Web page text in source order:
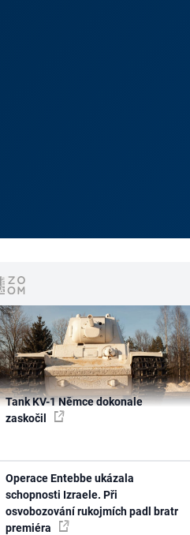
Tank KV-1 Němce dokonale
zaskočil
Operace Entebbe ukázala
schopnosti Izraele. Při
osvobozování rukojmích padl bratr
premiéra